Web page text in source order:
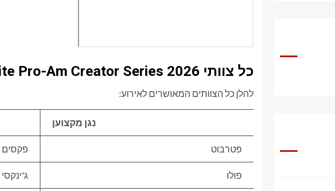
כל צוותי Fortnite Pro-Am Creator Series 2026 המאושרים
להלן כל הצוותים המאושרים לאירוע:
נגן מקצוען
פטרבוט פקסים
פולו ג'ינקסי